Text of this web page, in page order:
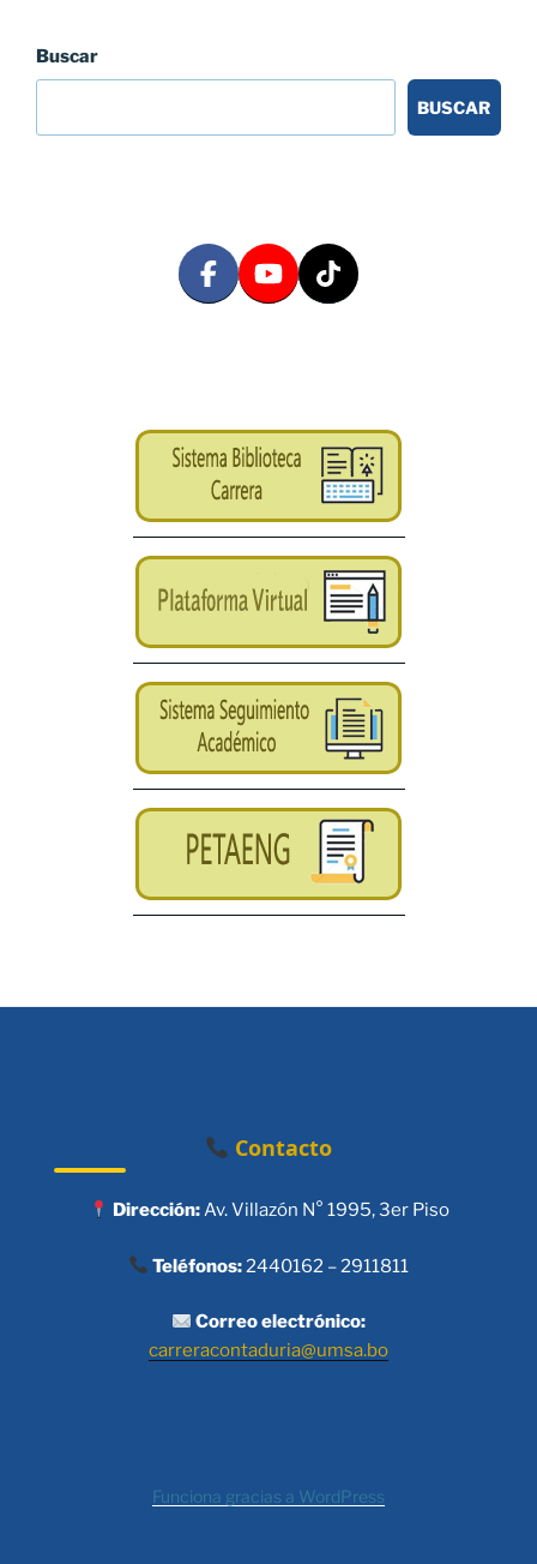
Buscar
BUSCAR
Contacto
Dirección:Av. Villazón N° 1995, 3er Piso
Teléfonos:2440162 – 2911811
Correo electrónico:
carreracontaduria@umsa.bo
Funciona gracias a WordPress